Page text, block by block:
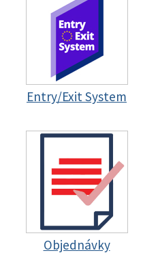
Entry/Exit System
Objednávky